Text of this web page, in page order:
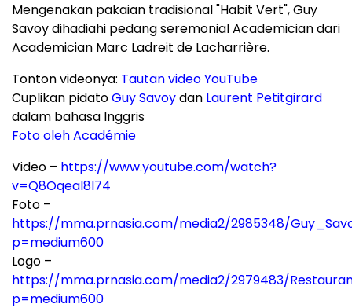
Mengenakan pakaian tradisional "Habit Vert", Guy
Savoy dihadiahi pedang seremonial Academician dari
Academician Marc Ladreit de Lacharrière.
Tonton videonya: Tautan video YouTube
Cuplikan pidatoGuy Savoydan Laurent Petitgirard
dalam bahasa Inggris
Foto oleh Académie
Video – https://www.youtube.com/watch?
v=Q8OqeaI8l74
Foto –
https://mma.prnasia.com/media2/2985348/
p=medium600
Logo –
https://mma.prnasia.com/media2/2979483/
p=medium600